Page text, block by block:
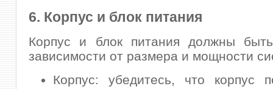
6. Корпус и блок питания
Корпус и блок питания должны
зависимости от размера и мощности
Корпус: убедитесь, что корпус